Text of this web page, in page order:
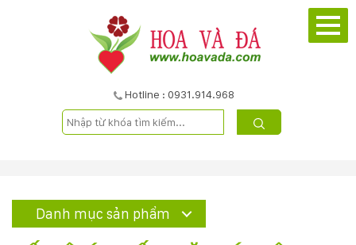
Hotline : 0931.914.968
Danh mục sản phẩm